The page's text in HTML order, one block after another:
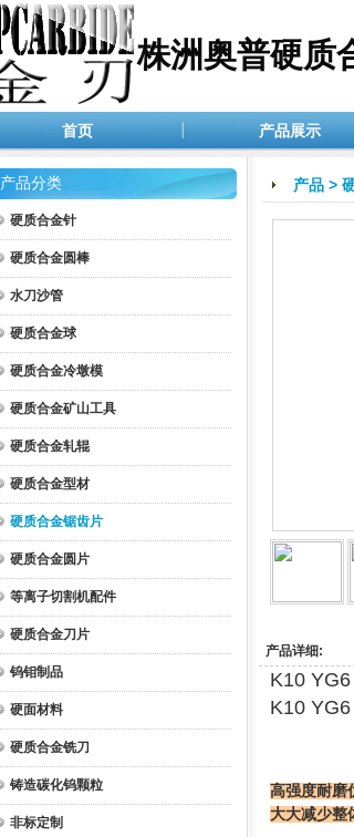
株洲奥普硬质
首页 产品展示
产品分类
硬质合金针
硬质合金圆棒
水刀沙管
硬质合金球
硬质合金冷墩模
硬质合金矿山工具
硬质合金轧辊
硬质合金型材
硬质合金锯齿片
硬质合金圆片
等离子切割机配件
硬质合金刀片
钨钼制品
硬面材料
硬质合金铣刀
铸造碳化钨颗粒
非标定制
产品 >
产品详细:
K10
K10
高强度耐磨
大大减少整